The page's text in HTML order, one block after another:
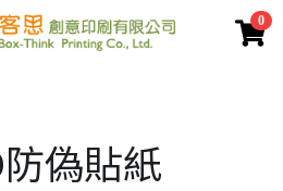
0
偽貼紙
×
商品分類